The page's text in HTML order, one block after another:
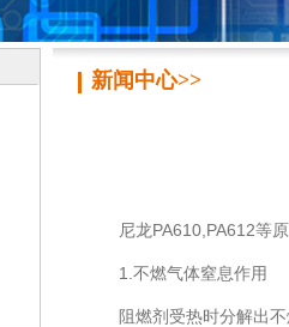
新闻中心>>
尼龙PA610,PA612等
1.不燃气体窒息作用
阻燃剂受热时分解出不